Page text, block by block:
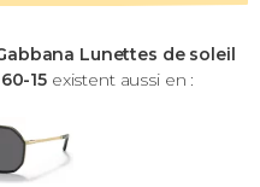
Lunettes de soleil
60-15existent aussi en :